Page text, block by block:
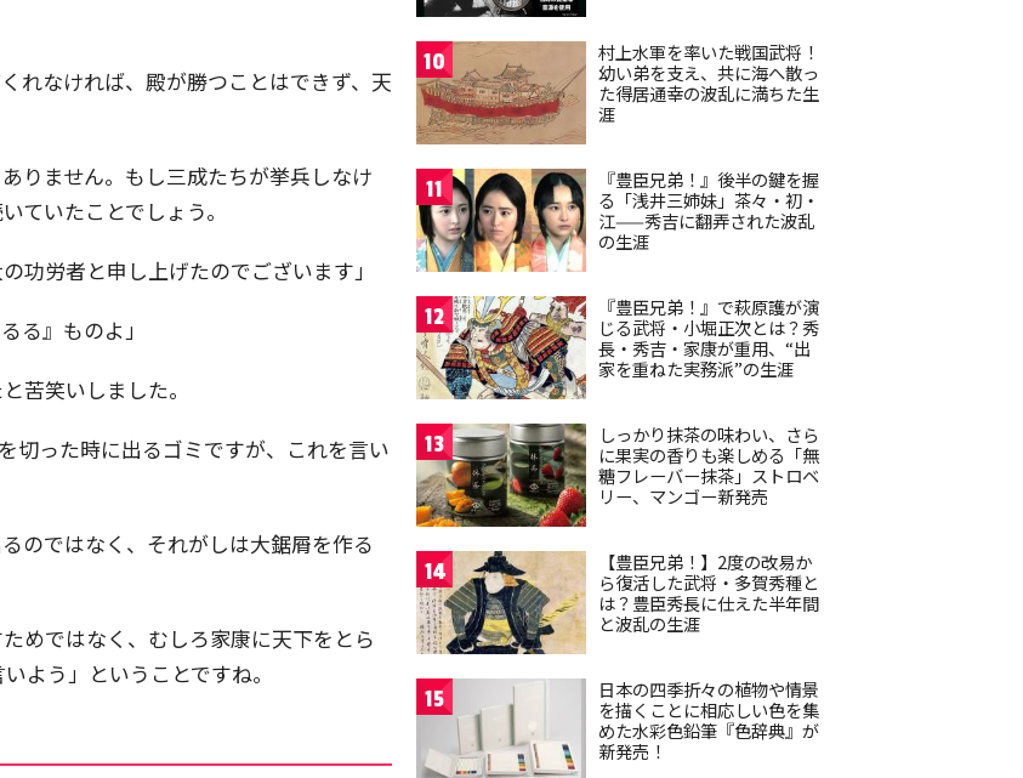
れなければ、殿が勝つことはできず、天
りません。もし三成たちが挙兵しなけ
ていたことでしょう。
功労者と申し上げたのでございます」
る』ものよ」
苦笑いしました。
切った時に出るゴミですが、これを言い
のではなく、それがしは大鋸屑を作る
めではなく、むしろ家康に天下をとら
う」ということですね。
10
村上水軍を率いた戦国武将！
幼い弟を支え、共に海へ散っ
た得居通幸の波乱に満ちた生
涯
11
『豊臣兄弟！』後半の鍵を握
る「浅井三姉妹」茶々・初・
江——秀吉に翻弄された波乱
の生涯
12
『豊臣兄弟！』で萩原護が演
じる武将・小堀正次とは？秀
長・秀吉・家康が重用、“出
家を重ねた実務派”の生涯
13
しっかり抹茶の味わい、さら
に果実の香りも楽しめる「無
糖フレーバー抹茶」ストロベ
リー、マンゴー新発売
14
【豊臣兄弟！】2度の改易か
ら復活した武将・多賀秀種と
は？豊臣秀長に仕えた半年間
と波乱の生涯
15
日本の四季折々の植物や情景
を描くことに相応しい色を集
めた水彩色鉛筆『色辞典』が
新発売！